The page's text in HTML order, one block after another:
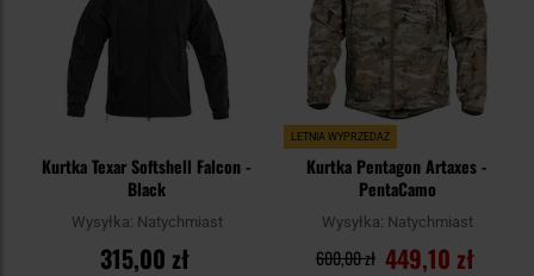
Kurtka Texar Softshell Falcon -
Black
Wysyłka: Natychmiast
315,00 zł
LETNIA WYPRZEDAŻ
Kurtka Pentagon Artaxes -
PentaCamo
Wysyłka: Natychmiast
449,10 zł
600,00 zł